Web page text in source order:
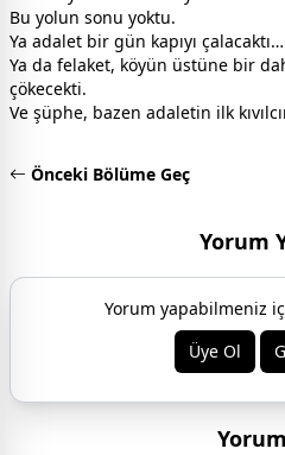
Bu yolun sonu yoktu.
Ya adalet bir gün kapıyı çalacaktı…
Ya da felaket, köyün üstüne bir
çökecekti.
Ve şüphe, bazen adaletin ilk
Önceki Bölüme Geç
Yorum
Yorum yapabilmeniz
Üye Ol